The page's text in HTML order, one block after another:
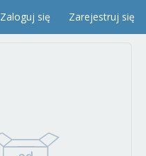
Zaloguj się Zarejestruj się